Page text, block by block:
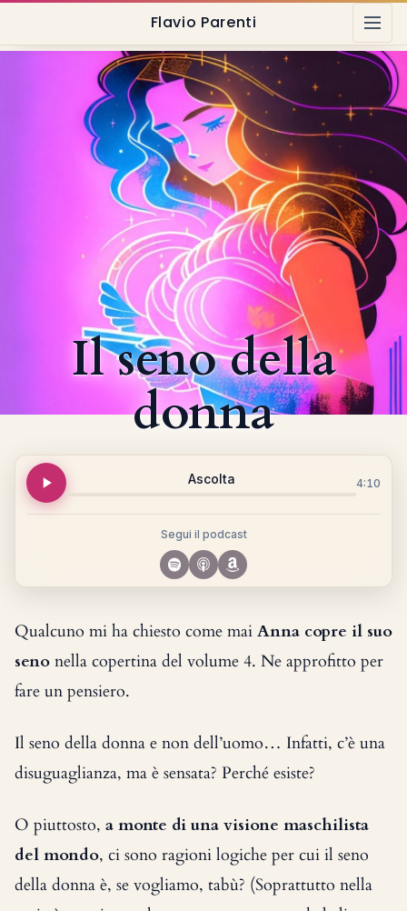
Flavio Parenti
Il seno della
donna
Ascolta 4:10
Segui il podcast
Qualcuno mi ha chiesto come mai Anna copre il suo
seno nella copertina del volume 4. Ne approfitto per
fare un pensiero.
Il seno della donna e non dell’uomo… Infatti, c’è una
disuguaglianza, ma è sensata? Perché esiste?
O piuttosto, a monte di una visione maschilista
del mondo, ci sono ragioni logiche per cui il seno
della donna è, se vogliamo, tabù? (Soprattutto nella